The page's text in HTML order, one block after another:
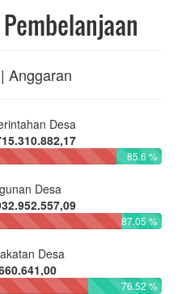
Anggaran
Desa
85.6 %
Desa
87.05 %
Desa
76.52 %